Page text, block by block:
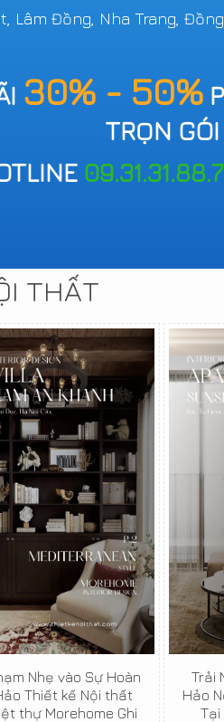
Lâm Đồng, Nha Trang,
30% - 50%
TRỌN GÓI
THẤT
Nhẹ vào Sự Hoàn
Thiết kế Nội thất
thự Morehome Ghi
Trải
Hảo
Tại